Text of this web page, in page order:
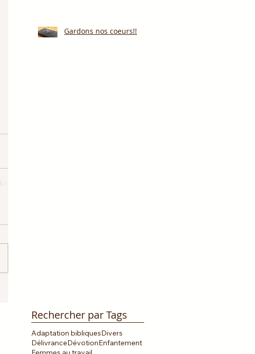
Gardons nos coeurs!!
Rechercher par Tags
Adaptation bibliquesDivers
DélivranceDévotionEnfantement